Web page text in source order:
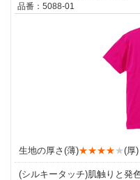
品番：5088-01
生地の厚さ(薄)★★★★★(厚)
(シルキータッチ)肌触りと発